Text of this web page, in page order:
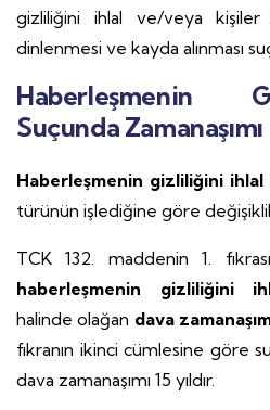
gizliliğini ihlal ve/veya kişiler
dinlenmesi ve kayda alınması
Haberleşmenin
Suçunda Zamanaşımı
Haberleşmenin gizliliğini ihlal
türünün işlediğine göre
TCK 132. maddenin 1.
haberleşmenin gizliliğini
halinde olağan dava
fıkranın ikinci cümlesine göre
dava zamanaşımı 15 yıldır.